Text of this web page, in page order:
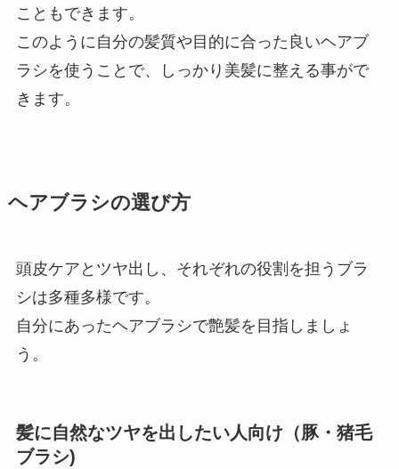
こともできます。
このように自分の髪質や目的に合った良いヘアブ
ラシを使うことで、しっかり美髪に整える事がで
きます。
ヘアブラシの選び方
頭皮ケアとツヤ出し、それぞれの役割を担うブラ
シは多種多様です。
自分にあったヘアブラシで艶髪を目指しましょ
う。
髪に自然なツヤを出したい人向け（豚・猪毛
ブラシ)